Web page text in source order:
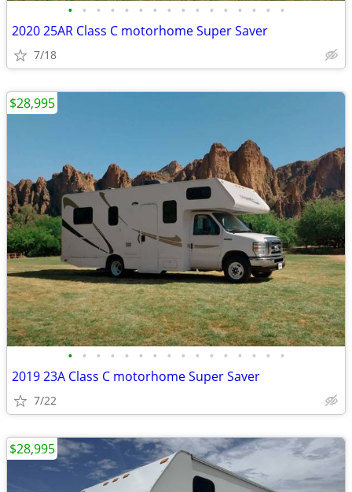
• • • • • • • • • • • • • • • •
2020 25AR Class C motorhome Super Saver
7/18
• • • • • • • • • • • • • • • •
2019 23A Class C motorhome Super Saver
7/22
$28,995
$28,995